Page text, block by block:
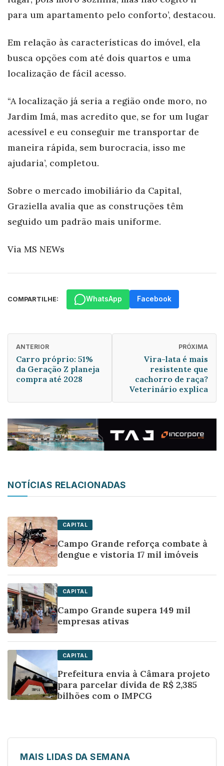
para um apartamento pelo conforto’, destacou.
Em relação às características do imóvel, ela
busca opções com até dois quartos e uma
localização de fácil acesso.
“A localização já seria a região onde moro, no
Jardim Imá, mas acredito que, se for um lugar
acessível e eu conseguir me transportar de
maneira rápida, sem burocracia, isso me
ajudaria’, completou.
Sobre o mercado imobiliário da Capital,
Graziella avalia que as construções têm
seguido um padrão mais uniforme.
Via MS NEWs
COMPARTILHE: WhatsApp Facebook
ANTERIOR
Carro próprio: 51%
da Geração Z planeja
compra até 2028
PRÓXIMA
Vira-lata é mais
resistente que
cachorro de raça?
Veterinário explica
NOTÍCIAS RELACIONADAS
CAPITAL
Campo Grande reforça combate à
dengue e vistoria 17 mil imóveis
CAPITAL
Campo Grande supera 149 mil
empresas ativas
CAPITAL
Prefeitura envia à Câmara projeto
para parcelar dívida de R$ 2,385
bilhões com o IMPCG
MAIS LIDAS DA SEMANA